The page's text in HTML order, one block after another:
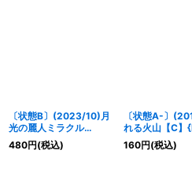
〔状態B〕(2023/10)月
光の麗人ミラクル
【PB】{PB33-008}
《白》
480円(税込)
〔状態A-〕
れる火山【C
084}《白》
160円(税込)